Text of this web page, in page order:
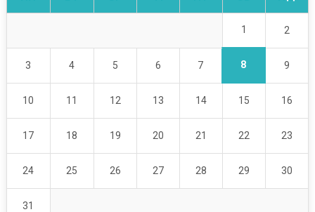
1 2
3 4 5 6 7 8 9
10 11 12 13 14 15 16
17 18 19 20 21 22 23
24 25 26 27 28 29 30
31